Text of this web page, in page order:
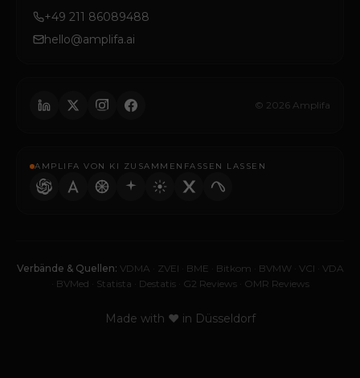
+49 211 86089488
hello@amplifa.ai
© 2026 Amplifa
AMPLIFA VON KI ZUSAMMENFASSEN LASSEN
Verbände & Quellen: VDMA ZVEI BME Bitkom BVMW· VCI
VDA
BVMed Statista Destatis· G2 Reviews· OMR Reviews
Made with ♥ in Düsseldorf